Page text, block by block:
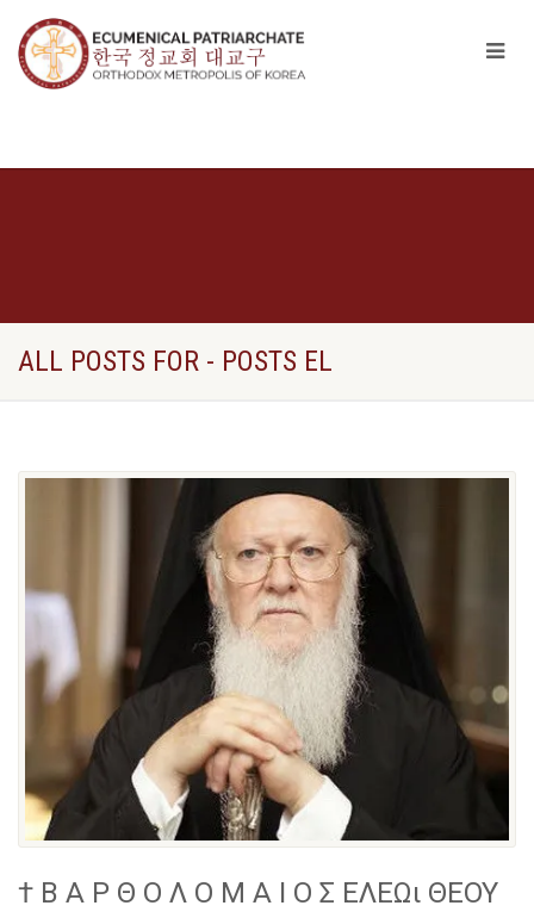
ALL POSTS FOR - POSTS EL
† Β Α Ρ Θ Ο Λ Ο Μ Α Ι Ο Σ ΕΛΕΩι ΘΕΟΥ